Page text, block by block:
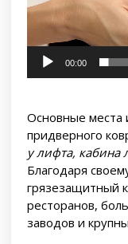
00:00
Основные места
придверного
у лифта,
Благодаря
грязезащитный
ресторанов,
заводов и